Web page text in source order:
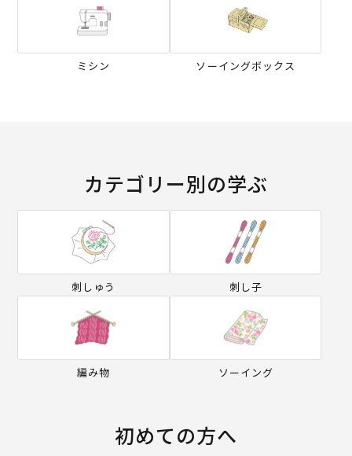
ミシン ソーイングボックス
カテゴリー別の学ぶ
刺しゅう 刺し子
編み物 ソーイング
初めての方へ